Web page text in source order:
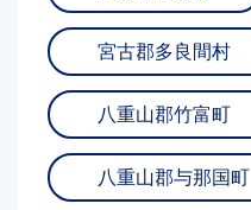
宮古郡多良間村
八重山郡竹富町
八重山郡与那国町